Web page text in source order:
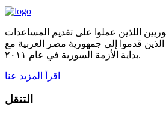
اللذين عملوا على تقديم المساعدات
الذين قدموا إلى جمهورية مصر العربية مع
بداية الأزمة السورية في عام ٢٠١١.
اقرأ المزيد عنا
التنقل